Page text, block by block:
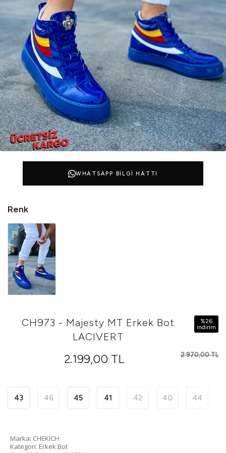
CH973 - Majesty MT Erkek Bot
LACIVERT
2.199,00 TL 2.970,00 TL
%26
i̇ndi̇ri̇m
WHATSAPP BILGI HATTI
Renk
43 46 45 41 42 40 44
Marka: CHEKICH
Kategori: Erkek Bot